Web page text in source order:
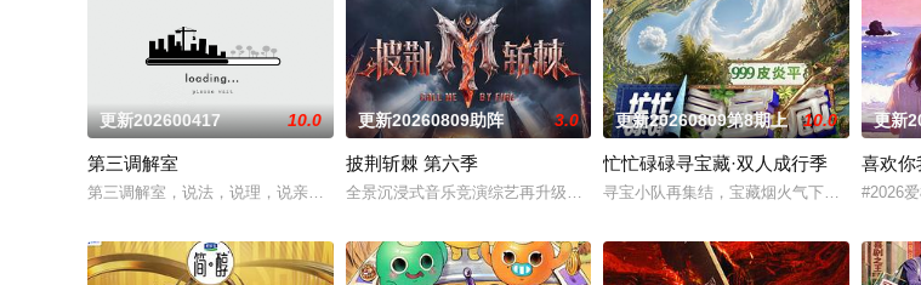
更新202600417 10.0
第三调解室
第三调解室，说法，说理，说亲情。第三调解室是国内第一档具有法律效力的排解矛盾、化解纠纷的电视节目。节目现
更新20260809助阵 3.0
披荆斩棘 第六季
全景沉浸式音乐竞演综艺再升级。新一季在延续经典的同时，将有全新的30位破
更新20260809第8期上 10.0
忙忙碌碌寻宝藏·双人成行季
寻宝小队再集结，宝藏烟火气下饭脑综再度上
更新
喜欢你
#2026